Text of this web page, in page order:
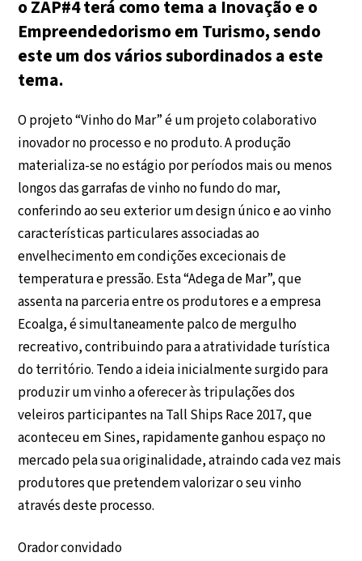
o ZAP#4 terá como tema a Inovação e o
Empreendedorismo em Turismo, sendo
este um dos vários subordinados a este
tema.
O projeto “Vinho do Mar” é um projeto colaborativo
inovador no processo e no produto. A produção
materializa-se no estágio por períodos mais ou menos
longos das garrafas de vinho no fundo do mar,
conferindo ao seu exterior um design único e ao vinho
características particulares associadas ao
envelhecimento em condições excecionais de
temperatura e pressão. Esta “Adega de Mar”, que
assenta na parceria entre os produtores e a empresa
Ecoalga, é simultaneamente palco de mergulho
recreativo, contribuindo para a atratividade turística
do território. Tendo a ideia inicialmente surgido para
produzir um vinho a oferecer às tripulações dos
veleiros participantes na Tall Ships Race 2017, que
aconteceu em Sines, rapidamente ganhou espaço no
mercado pela sua originalidade, atraindo cada vez mais
produtores que pretendem valorizar o seu vinho
através deste processo.
Orador convidado